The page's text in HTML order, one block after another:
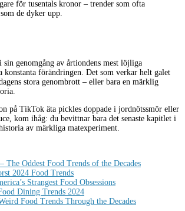
för tusentals kronor – trender som ofta
de dyker upp.
sin genomgång av årtiondens mest löjliga
konstanta förändringen. Det som verkar helt galet
stora genombrott – eller bara en märklig
på TikTok äta pickles doppade i jordnötssmör eller
kom ihåg: du bevittnar bara det senaste kapitlet i
av märkliga matexperiment.
The Oddest Food Trends of the Decades
2024 Food Trends
Strangest Food Obsessions
Dining Trends 2024
Food Trends Through the Decades